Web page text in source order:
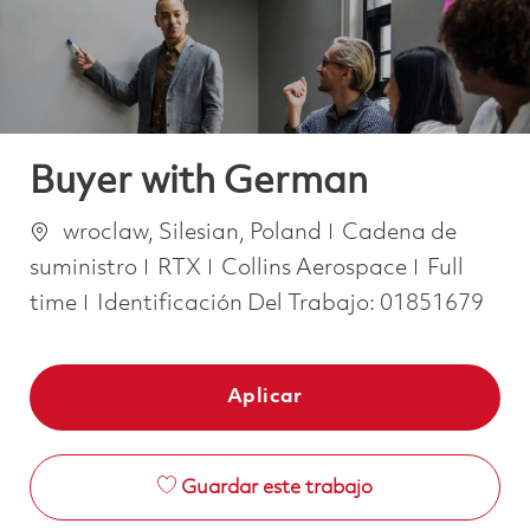
Buyer with German
Ubicación
wroclaw, Silesian, Poland Categoría
Cadena de
suministro
RTX Collins Aerospace Job Type
Full
time
Identificación Del Trabajo: 01851679
Aplicar
Guardar este trabajo